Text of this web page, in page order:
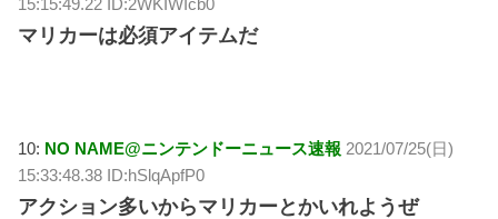
15:15:49.22 ID:2WKIWIcb0
マリカーは必須アイテムだ
10: NO NAME@ニンテンドーニュース速報 2021/07/25(日)
15:33:48.38 ID:hSlqApfP0
アクション多いからマリカーとかいれようぜ